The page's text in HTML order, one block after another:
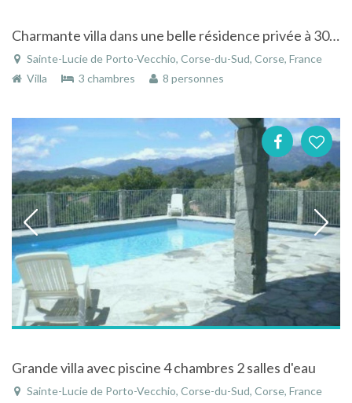
Charmante villa dans une belle résidence privée à 300m de la plage de sable rose en Corse
Sainte-Lucie de Porto-Vecchio, Corse-du-Sud, Corse, France
Villa
3 chambres 8 personnes
Grande villa avec piscine 4 chambres 2 salles d'eau
Sainte-Lucie de Porto-Vecchio, Corse-du-Sud, Corse, France